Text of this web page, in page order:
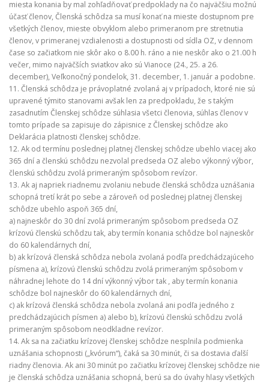
miesta konania by mal zohľadňovať predpoklady na čo najväčšiu možnú
účasť členov, Členská schôdza sa musí konať na mieste dostupnom pre
všetkých členov, mieste obvyklom alebo primeranom pre stretnutia
členov, v primeranej vzdialenosti a dostupnosti od sídla OZ, v dennom
čase so začiatkom nie skôr ako o 8.00 h. ráno a nie neskôr ako o 21.00 h
večer, mimo najväčších sviatkov ako sú Vianoce (24., 25. a 26.
december), Veľkonočný pondelok, 31. december, 1. január a podobne.
11. Členská schôdza je právoplatné zvolaná aj v prípadoch, ktoré nie sú
upravené týmito stanovami avšak len za predpokladu, že s takým
zasadnutím Členskej schôdze súhlasia všetci členovia, súhlas členov v
tomto prípade sa zapisuje do zápisnice z Členskej schôdze ako
Deklarácia platnosti členskej schôdze.
12. Ak od termínu poslednej platnej členskej schôdze ubehlo viacej ako
365 dní a členskú schôdzu nezvolal predseda OZ alebo výkonný výbor,
členskú schôdzu zvolá primeraným spôsobom revízor.
13. Ak aj napriek riadnemu zvolaniu nebude členská schôdza uznášania
schopná tretí krát po sebe a zároveň od poslednej platnej členskej
schôdze ubehlo aspoň 365 dní,
a) najneskôr do 30 dní zvolá primeraným spôsobom predseda OZ
krízovú členskú schôdzu tak, aby termín konania schôdze bol najneskôr
do 60 kalendárnych dní,
b) ak krízová členská schôdza nebola zvolaná podľa predchádzajúceho
písmena a), krízovú členskú schôdzu zvolá primeraným spôsobom v
náhradnej lehote do 14 dní výkonný výbor tak , aby termín konania
schôdze bol najneskôr do 60 kalendárnych dní,
c) ak krízová členská schôdza nebola zvolaná ani podľa jedného z
predchádzajúcich písmen a) alebo b), krízovú členskú schôdzu zvolá
primeraným spôsobom neodkladne revízor.
14. Ak sa na začiatku krízovej členskej schôdze nesplnila podmienka
uznášania schopnosti („kvórum“), čaká sa 30 minút, či sa dostavia ďalší
riadny členovia. Ak ani 30 minút po začiatku krízovej členskej schôdze nie
je členská schôdza uznášania schopná, berú sa do úvahy hlasy všetkých